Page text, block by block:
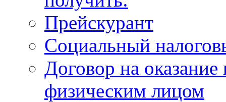
Прейскурант
Социальный
Договор на
физическим лицом